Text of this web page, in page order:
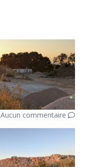
Aucun commentaire